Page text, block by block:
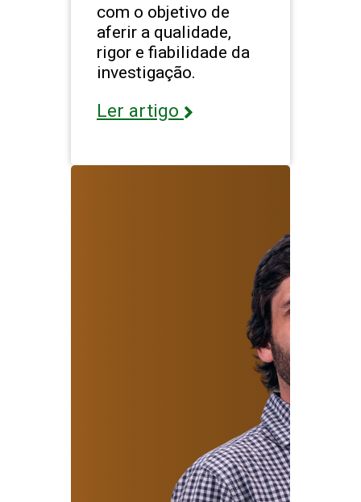
com o objetivo de
aferir a qualidade,
rigor e fiabilidade da
investigação.
Ler artigo